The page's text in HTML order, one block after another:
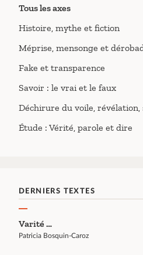
Tous les axes
Histoire, mythe et fiction
Méprise, mensonge et
Fake et transparence
Savoir : le vrai et le faux
Déchirure du voile,
Étude : Vérité, parole et dire
DERNIERS TEXTES
Varité …
Patricia Bosquin-Caroz